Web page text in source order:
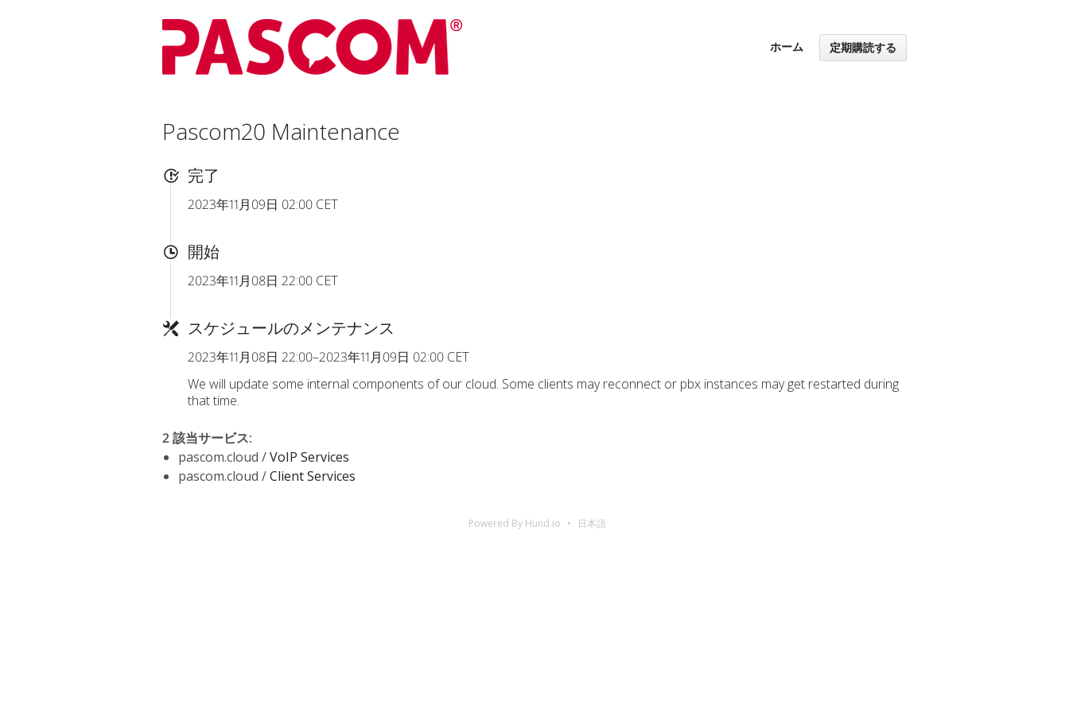
ホーム 定期購読する
Pascom20 Maintenance
完了
2023年11月09日 02:00 CET
開始
2023年11月08日 22:00 CET
スケジュールのメンテナンス
2023年11月08日 22:00–2023年11月09日 02:00 CET
We will update some internal components of our cloud. Some clients may reconnect or pbx instances may get restarted during
that time.
2 該当サービス:
pascom.cloud /VoIP Services
pascom.cloud /Client Services
Powered By Hund.io 日本語